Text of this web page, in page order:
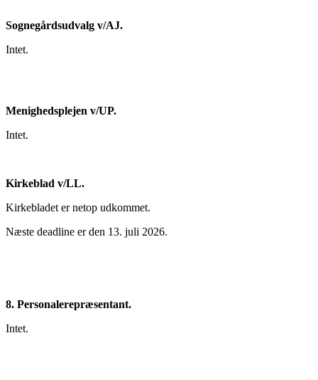
Sognegårdsudvalg v/AJ.
Intet.
Menighedsplejen v/UP.
Intet.
Kirkeblad v/LL.
Kirkebladet er netop udkommet.
Næste deadline er den 13. juli 2026.
8. Personalerepræsentant.
Intet.